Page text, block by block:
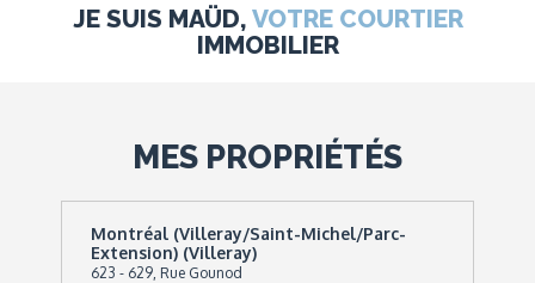
JE SUIS MAÜD, VOTRE COURTIER
IMMOBILIER
MES PROPRIÉTÉS
Montréal (Villeray/Saint-Michel/Parc-
Extension) (Villeray)
623 - 629, Rue Gounod